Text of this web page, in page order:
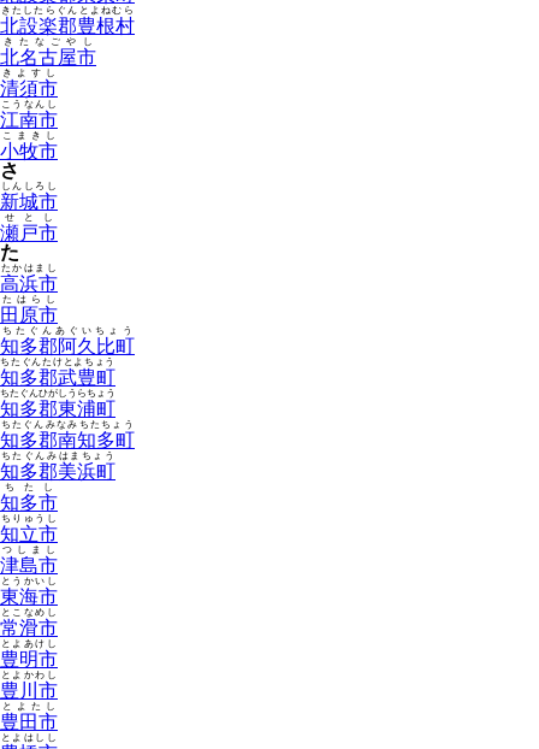
北設楽郡豊根村
きたしたらぐんとよねむら
北名古屋市
きたなごやし
清須市
きよすし
江南市
こうなんし
小牧市
こまきし
さ
新城市
しんしろし
瀬戸市
せとし
た
高浜市
たかはまし
田原市
たはらし
知多郡阿久比町
ちたぐんあぐいちょう
知多郡武豊町
ちたぐんたけとよちょう
知多郡東浦町
ちたぐんひがしうらちょう
知多郡南知多町
ちたぐんみなみちたちょう
知多郡美浜町
ちたぐんみはまちょう
知多市
ちたし
知立市
ちりゅうし
津島市
つしまし
東海市
とうかいし
常滑市
とこなめし
豊明市
とよあけし
豊川市
とよかわし
豊田市
とよたし
とよはしし